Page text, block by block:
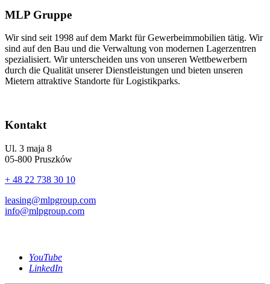
MLP Gruppe
Wir sind seit 1998 auf dem Markt für Gewerbeimmobilien tätig. Wir
sind auf den Bau und die Verwaltung von modernen Lagerzentren
spezialisiert. Wir unterscheiden uns von unseren Wettbewerbern
durch die Qualität unserer Dienstleistungen und bieten unseren
Mietern attraktive Standorte für Logistikparks.
Kontakt
Ul. 3 maja 8
05-800 Pruszków
+ 48 22 738 30 10
leasing@mlpgroup.com
info@mlpgroup.com
YouTube
LinkedIn